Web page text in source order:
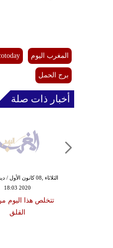
المغرب اليوم
برج الحمل
أخبار ذات صلة
18:03 2020
تتخلص هذا اليوم
القلق